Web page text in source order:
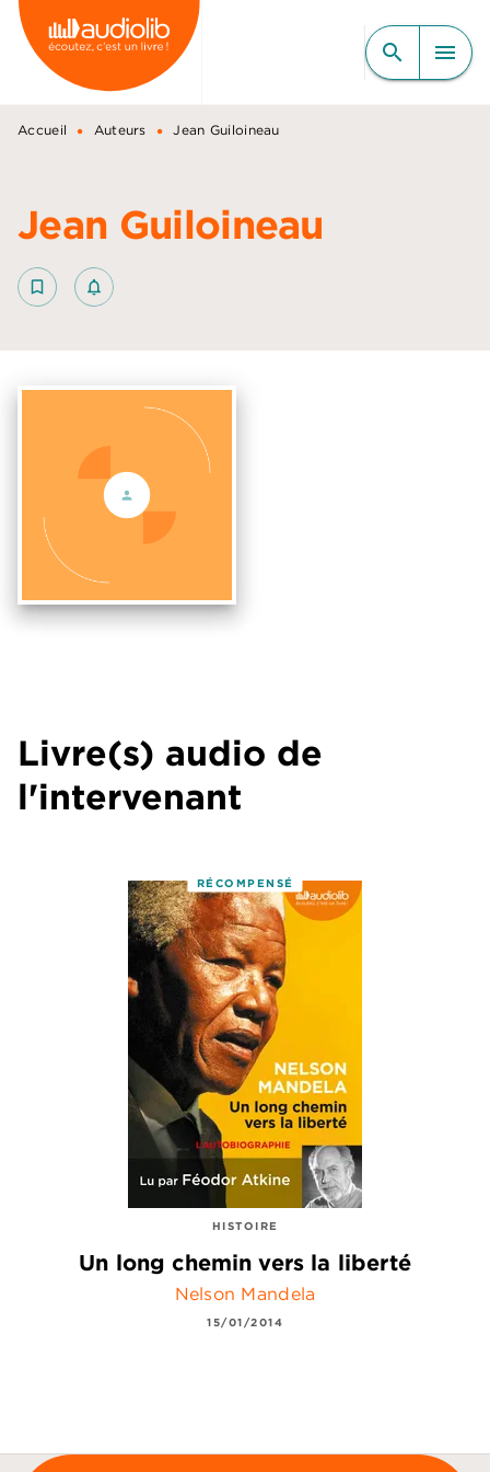
MENU RECHERCHE
CONTENU
PIED DE PAGE
search menu
Accueil • Auteurs • Jean Guiloineau
Jean Guiloineau
bookmark_border notifications_none_outlined
Livre(s) audio de
l'intervenant
RÉCOMPENSÉ
HISTOIRE
Un long chemin vers la liberté
Nelson Mandela
15/01/2014